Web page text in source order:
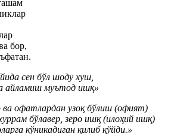
бор,
сен бўл шоду хуш,
айламиш муътод ишқ»
ва офатлардан узоқ бўлиш (офият)
бўлавер, зеро ишқ (илоҳий ишқ)
кўникадиган қилиб қўйди.»